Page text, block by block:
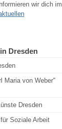
wir dich im
Dresden
Maria von Weber"
Dresden
Soziale Arbeit